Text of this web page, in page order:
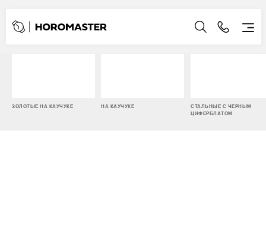
ЗОЛОТЫЕ НА КАУЧУКЕ НА КАУЧУКЕ
СТАЛЬНЫЕ С ЧЕРНЫМ
ЦИФЕРБЛАТОМ